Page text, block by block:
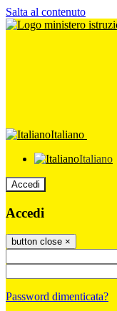
Salta al contenuto
Italiano
Italiano
Accedi
Accedi
button close ×
Password dimenticata?